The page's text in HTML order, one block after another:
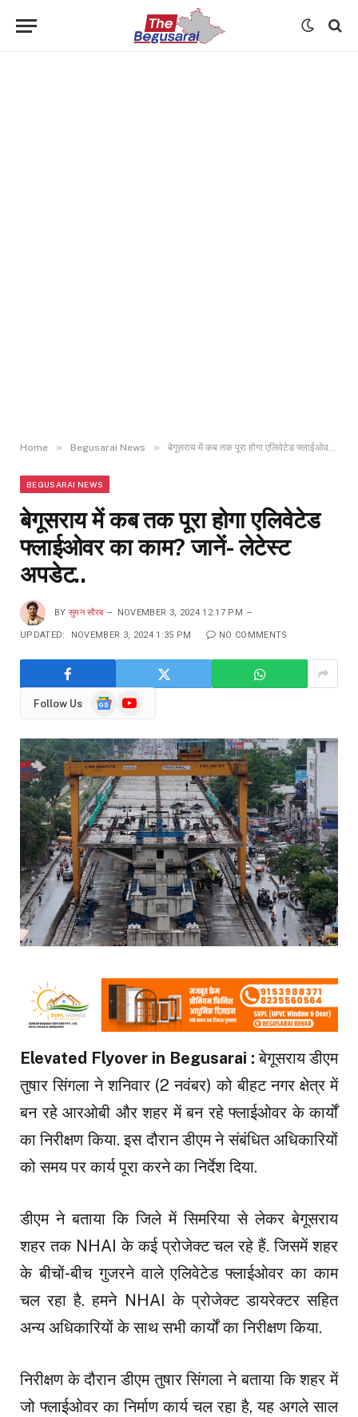
Home » Begusarai News » बेगूसराय में कब तक पूरा होगा एलिवेटेड फ्लाईओवर का काम? जानें- लेटेस्ट अपडेट..
BEGUSARAI NEWS
बेगूसराय में कब तक पूरा होगा एलिवेटेड
फ्लाईओवर का काम? जानें- लेटेस्ट
अपडेट..
BY सुमन सौरब NOVEMBER 3, 2024 12:17 PM
UPDATED: NOVEMBER 3, 2024 1:35 PM NO COMMENTS
Follow Us
GoogleYouTube
Elevated Flyover in Begusarai :बेगूसराय डीएम
तुषार सिंगला ने शनिवार (2 नवंबर) को बीहट नगर क्षेत्र में
बन रहे आरओबी और शहर में बन रहे फ्लाईओवर के कार्यों
का निरीक्षण किया. इस दौरान डीएम ने संबंधित अधिकारियों
को समय पर कार्य पूरा करने का निर्देश दिया.
डीएम ने बताया कि जिले में सिमरिया से लेकर बेगूसराय
शहर तक NHAI के कई प्रोजेक्ट चल रहे हैं. जिसमें शहर
के बीचों-बीच गुजरने वाले एलिवेटेड फ्लाईओवर का काम
चल रहा है. हमने NHAI के प्रोजेक्ट डायरेक्टर सहित
अन्य अधिकारियों के साथ सभी कार्यों का निरीक्षण किया.
निरीक्षण के दौरान डीएम तुषार सिंगला ने बताया कि शहर में
जो फ्लाईओवर का निर्माण कार्य चल रहा है, यह अगले साल